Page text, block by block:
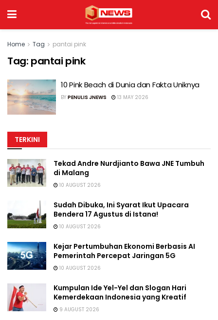
Home Tag pantai pink
Tag: pantai pink
10 Pink Beach di Dunia dan Fakta Uniknya
BY PENULIS JNEWS 13 MAY 2026
TERKINI
Tekad Andre Nurdjianto Bawa JNE Tumbuh
di Malang
10 AUGUST 2026
Sudah Dibuka, Ini Syarat Ikut Upacara
Bendera 17 Agustus di Istana!
10 AUGUST 2026
Kejar Pertumbuhan Ekonomi Berbasis AI
Pemerintah Percepat Jaringan 5G
10 AUGUST 2026
Kumpulan Ide Yel-Yel dan Slogan Hari
Kemerdekaan Indonesia yang Kreatif
9 AUGUST 2026